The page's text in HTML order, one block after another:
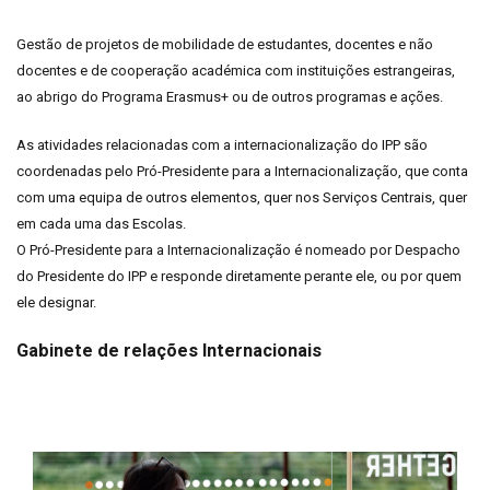
Gestão de projetos de mobilidade de estudantes, docentes e não
docentes e de cooperação académica com instituições estrangeiras,
ao abrigo do Programa Erasmus+ ou de outros programas e ações.
As atividades relacionadas com a internacionalização do IPP são
coordenadas pelo Pró-Presidente para a Internacionalização, que conta
com uma equipa de outros elementos, quer nos Serviços Centrais, quer
em cada uma das Escolas.
O Pró-Presidente para a Internacionalização é nomeado por Despacho
do Presidente do IPP e responde diretamente perante ele, ou por quem
ele designar.
Gabinete de relações Internacionais